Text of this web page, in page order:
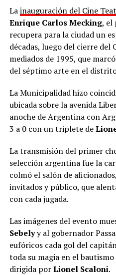
Lainauguración del Cine
Enrique Carlos Mecking, el
recupera para la ciudad un
décadas, luego del cierre del
mediados de 1995, que
del séptimo arte en el
La Municipalidad hizo
ubicada sobre la avenida
anoche de Argentina con
3 a 0 con un triplete de
La transmisión del primer
selección argentina fue la
colmó el salón de
invitados y público, que
con cada jugada.
Las imágenes del evento
Sebelyy al gobernador
eufóricos cada gol del
toda su magia en el
dirigida porLionel Scaloni.